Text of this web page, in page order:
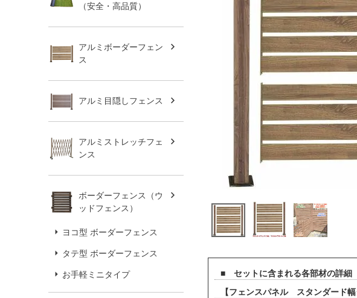
（安全・高品質）
アルミボーダーフェン
ス
アルミ目隠しフェンス
アルミストレッチフェ
ンス
ボーダーフェンス（ウ
ッドフェンス）
ヨコ型 ボーダーフェンス
タテ型 ボーダーフェンス
お手軽ミニタイプ
■ セットに含まれる各部材の詳細
【フェンスパネル スタンダー